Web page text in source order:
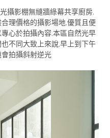
攝影棚無縫牆綠幕共享廚房,
理價格的攝影場地,優質且便
心於拍攝內容,本區自然光早
不同大致上來說,早上到下午
拍攝斜射逆光